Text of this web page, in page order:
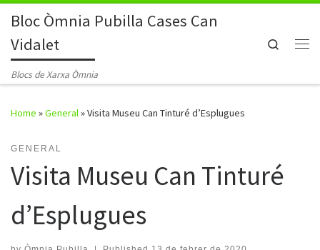
Skip to content
Bloc Òmnia Pubilla Cases Can
Vidalet
Blocs de Xarxa Òmnia
Search
Home »General»Visita Museu Can Tinturé d’Esplugues
GENERAL
Visita Museu Can Tinturé
d’Esplugues